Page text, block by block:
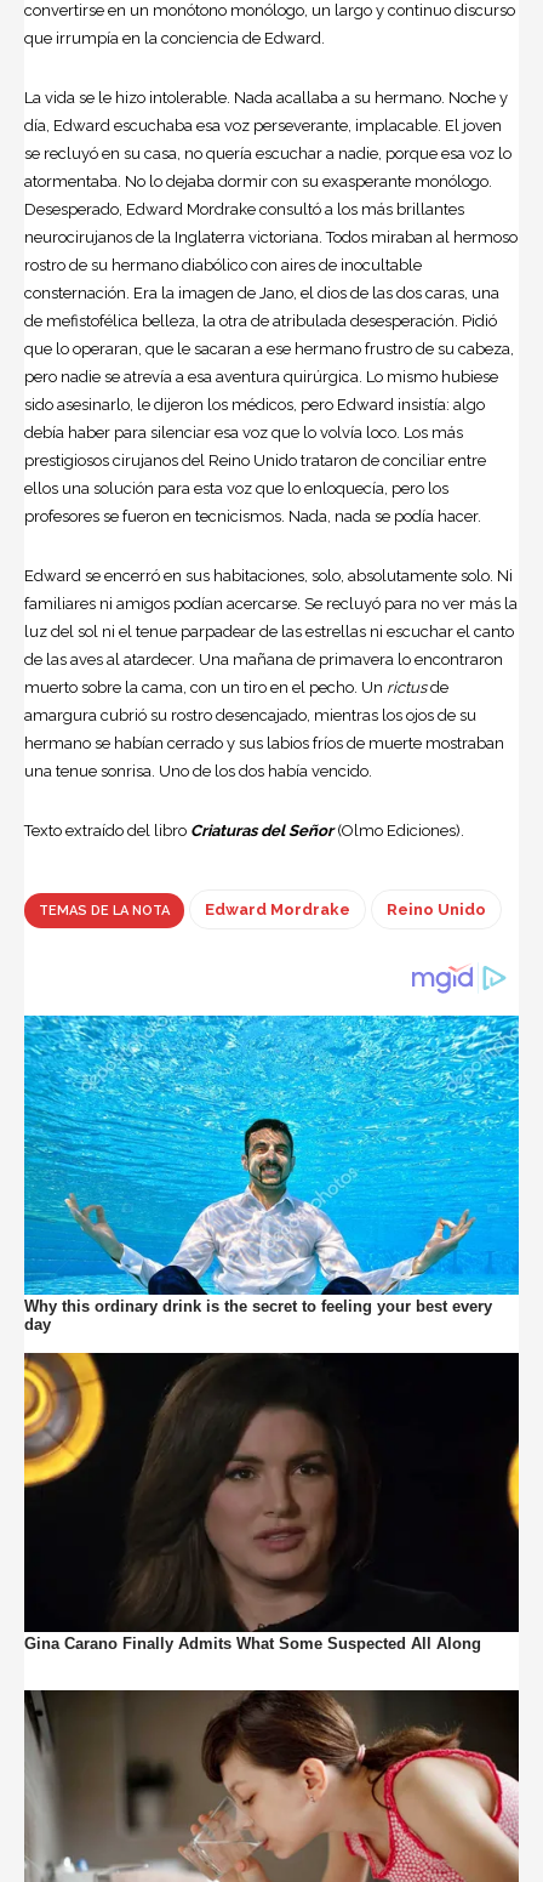
convertirse en un monótono monólogo, un largo y continuo discurso
que irrumpía en la conciencia de Edward.
La vida se le hizo intolerable. Nada acallaba a su hermano. Noche y
día, Edward escuchaba esa voz perseverante, implacable. El joven
se recluyó en su casa, no quería escuchar a nadie, porque esa voz lo
atormentaba. No lo dejaba dormir con su exasperante monólogo.
Desesperado, Edward Mordrake consultó a los más brillantes
neurocirujanos de la Inglaterra victoriana. Todos miraban al hermoso
rostro de su hermano diabólico con aires de inocultable
consternación. Era la imagen de Jano, el dios de las dos caras, una
de mefistofélica belleza, la otra de atribulada desesperación. Pidió
que lo operaran, que le sacaran a ese hermano frustro de su cabeza,
pero nadie se atrevía a esa aventura quirúrgica. Lo mismo hubiese
sido asesinarlo, le dijeron los médicos, pero Edward insistía: algo
debía haber para silenciar esa voz que lo volvía loco. Los más
prestigiosos cirujanos del Reino Unido trataron de conciliar entre
ellos una solución para esta voz que lo enloquecía, pero los
profesores se fueron en tecnicismos. Nada, nada se podía hacer.
Edward se encerró en sus habitaciones, solo, absolutamente solo. Ni
familiares ni amigos podían acercarse. Se recluyó para no ver más la
luz del sol ni el tenue parpadear de las estrellas ni escuchar el canto
de las aves al atardecer. Una mañana de primavera lo encontraron
muerto sobre la cama, con un tiro en el pecho. Un rictusde
amargura cubrió su rostro desencajado, mientras los ojos de su
hermano se habían cerrado y sus labios fríos de muerte mostraban
una tenue sonrisa. Uno de los dos había vencido.
Texto extraído del libro Criaturas del Señor(Olmo Ediciones).
TEMAS DE LA NOTA Edward Mordrake Reino Unido